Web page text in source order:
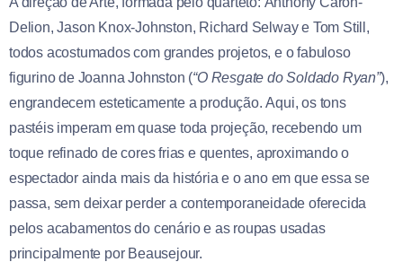
Delion, Jason Knox-Johnston, Richard Selway e Tom Still,
todos acostumados com grandes projetos, e o fabuloso
figurino de Joanna Johnston (“O Resgate do Soldado Ryan”),
engrandecem esteticamente a produção. Aqui, os tons
pastéis imperam em quase toda projeção, recebendo um
toque refinado de cores frias e quentes, aproximando o
espectador ainda mais da história e o ano em que essa se
passa, sem deixar perder a contemporaneidade oferecida
pelos acabamentos do cenário e as roupas usadas
principalmente por Beausejour.